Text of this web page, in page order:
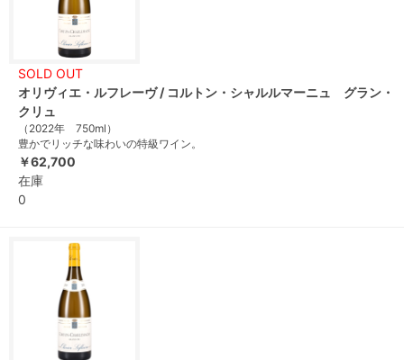
SOLD OUT
オリヴィエ・ルフレーヴ / コルトン・シャルルマーニュ グラン・
クリュ
（2022年 750ml）
豊かでリッチな味わいの特級ワイン。
￥62,700
在庫
0